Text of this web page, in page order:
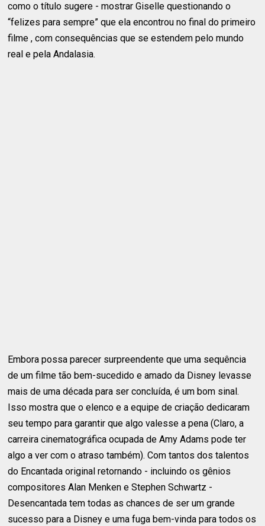
como o título sugere - mostrar Giselle questionando o
“felizes para sempre” que ela encontrou no final do primeiro
filme , com consequências que se estendem pelo mundo
real e pela Andalasia.
Embora possa parecer surpreendente que uma sequência
de um filme tão bem-sucedido e amado da Disney levasse
mais de uma década para ser concluída, é um bom sinal.
Isso mostra que o elenco e a equipe de criação dedicaram
seu tempo para garantir que algo valesse a pena (Claro, a
carreira cinematográfica ocupada de Amy Adams pode ter
algo a ver com o atraso também). Com tantos dos talentos
do Encantada original retornando - incluindo os gênios
compositores Alan Menken e Stephen Schwartz -
Desencantada tem todas as chances de ser um grande
sucesso para a Disney e uma fuga bem-vinda para todos os